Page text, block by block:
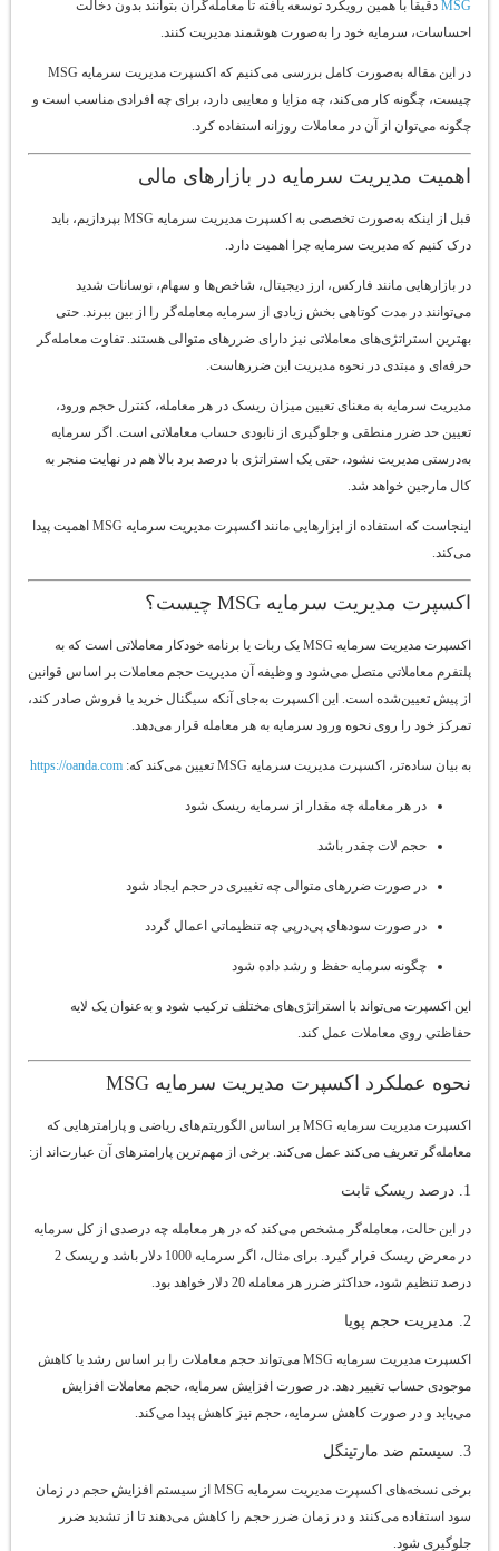
MSGدقیقاً با همین رویکرد توسعه یافته تا معامله‌گران بتوانند بدون دخالت
احساسات، سرمایه خود را به‌صورت هوشمند مدیریت کنند.
در این مقاله به‌صورت کامل بررسی می‌کنیم که اکسپرت مدیریت سرمایه MSG
چیست، چگونه کار می‌کند، چه مزایا و معایبی دارد، برای چه افرادی مناسب است و
چگونه می‌توان از آن در معاملات روزانه استفاده کرد.
اهمیت مدیریت سرمایه در بازارهای مالی
قبل از اینکه به‌صورت تخصصی به اکسپرت مدیریت سرمایه MSG بپردازیم، باید
درک کنیم که مدیریت سرمایه چرا اهمیت دارد.
در بازارهایی مانند فارکس، ارز دیجیتال، شاخص‌ها و سهام، نوسانات شدید
می‌توانند در مدت کوتاهی بخش زیادی از سرمایه معامله‌گر را از بین ببرند. حتی
بهترین استراتژی‌های معاملاتی نیز دارای ضررهای متوالی هستند. تفاوت معامله‌گر
حرفه‌ای و مبتدی در نحوه مدیریت این ضررهاست.
مدیریت سرمایه به معنای تعیین میزان ریسک در هر معامله، کنترل حجم ورود،
تعیین حد ضرر منطقی و جلوگیری از نابودی حساب معاملاتی است. اگر سرمایه
به‌درستی مدیریت نشود، حتی یک استراتژی با درصد برد بالا هم در نهایت منجر به
کال مارجین خواهد شد.
اینجاست که استفاده از ابزارهایی مانند اکسپرت مدیریت سرمایه MSG اهمیت پیدا
می‌کند.
اکسپرت مدیریت سرمایه MSG چیست؟
اکسپرت مدیریت سرمایه MSG یک ربات یا برنامه خودکار معاملاتی است که به
پلتفرم معاملاتی متصل می‌شود و وظیفه آن مدیریت حجم معاملات بر اساس قوانین
از پیش تعیین‌شده است. این اکسپرت به‌جای آنکه سیگنال خرید یا فروش صادر کند،
تمرکز خود را روی نحوه ورود سرمایه به هر معامله قرار می‌دهد.
به بیان ساده‌تر، اکسپرت مدیریت سرمایه MSG تعیین می‌کند که: https://oanda.com
در هر معامله چه مقدار از سرمایه ریسک شود
حجم لات چقدر باشد
در صورت ضررهای متوالی چه تغییری در حجم ایجاد شود
در صورت سودهای پی‌درپی چه تنظیماتی اعمال گردد
چگونه سرمایه حفظ و رشد داده شود
این اکسپرت می‌تواند با استراتژی‌های مختلف ترکیب شود و به‌عنوان یک لایه
حفاظتی روی معاملات عمل کند.
نحوه عملکرد اکسپرت مدیریت سرمایه MSG
اکسپرت مدیریت سرمایه MSG بر اساس الگوریتم‌های ریاضی و پارامترهایی که
معامله‌گر تعریف می‌کند عمل می‌کند. برخی از مهم‌ترین پارامترهای آن عبارت‌اند از:
در این حالت، معامله‌گر مشخص می‌کند که در هر معامله چه درصدی از کل سرمایه
در معرض ریسک قرار گیرد. برای مثال، اگر سرمایه 1000 دلار باشد و ریسک 2
درصد تنظیم شود، حداکثر ضرر هر معامله 20 دلار خواهد بود.
اکسپرت مدیریت سرمایه MSG می‌تواند حجم معاملات را بر اساس رشد یا کاهش
موجودی حساب تغییر دهد. در صورت افزایش سرمایه، حجم معاملات افزایش
می‌یابد و در صورت کاهش سرمایه، حجم نیز کاهش پیدا می‌کند.
برخی نسخه‌های اکسپرت مدیریت سرمایه MSG از سیستم افزایش حجم در زمان
سود استفاده می‌کنند و در زمان ضرر حجم را کاهش می‌دهند تا از تشدید ضرر
جلوگیری شود.